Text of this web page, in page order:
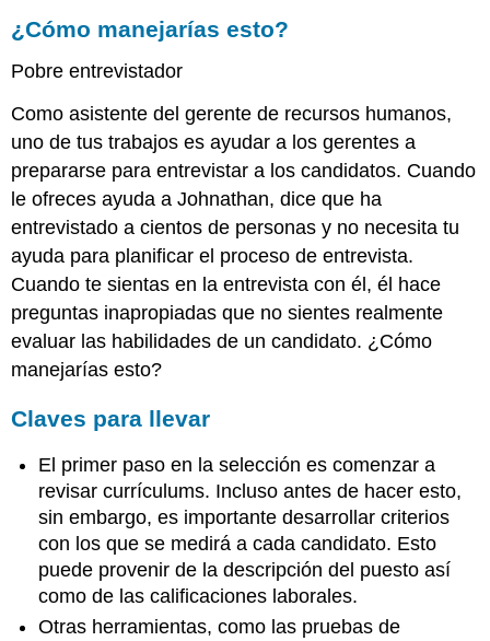
¿Cómo manejarías esto?
Pobre entrevistador
Como asistente del gerente de recursos humanos,
uno de tus trabajos es ayudar a los gerentes a
prepararse para entrevistar a los candidatos. Cuando
le ofreces ayuda a Johnathan, dice que ha
entrevistado a cientos de personas y no necesita tu
ayuda para planificar el proceso de entrevista.
Cuando te sientas en la entrevista con él, él hace
preguntas inapropiadas que no sientes realmente
evaluar las habilidades de un candidato. ¿Cómo
manejarías esto?
Claves para llevar
El primer paso en la selección es comenzar a
revisar currículums. Incluso antes de hacer esto,
sin embargo, es importante desarrollar criterios
con los que se medirá a cada candidato. Esto
puede provenir de la descripción del puesto así
como de las calificaciones laborales.
Otras herramientas, como las pruebas de